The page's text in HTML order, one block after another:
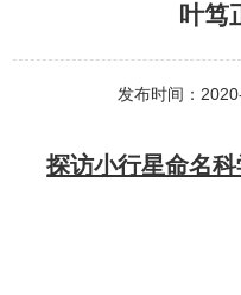
叶笃
发布时间：
探访小行星命名